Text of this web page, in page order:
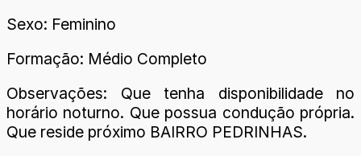
Sexo: Feminino
Formação: Médio Completo
Observações: Que tenha disponibilidade no
horário noturno. Que possua condução própria.
Que reside próximo BAIRRO PEDRINHAS.